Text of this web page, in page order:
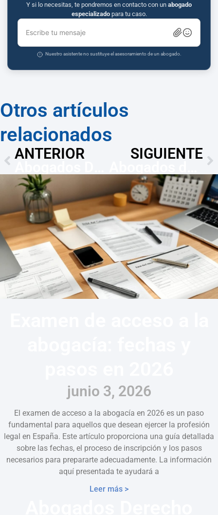
Y si lo necesitas, te pondremos en contacto con un abogado
especializadopara tu caso.
Escribe tu mensaje
Nuestro asistente no sustituye el asesoramiento de un abogado.
Otros artículos
relacionados
ANTERIOR
SIGUIENTE
junio 3, 2026
El examen de acceso a la abogacía en 2026 es un paso
fundamental para aquellos que desean ejercer la profesión
legal en España. Este artículo proporciona una guía detallada
sobre las fechas, el proceso de inscripción y los pasos
necesarios para prepararte adecuadamente. La información
aquí presentada te ayudará a
Leer más >